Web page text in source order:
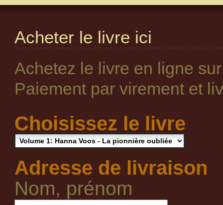
Acheter le livre ici
Achetez le livre en ligne
Paiement par virement et
Choisissez le livre
Adresse de livraison
Nom, prénom